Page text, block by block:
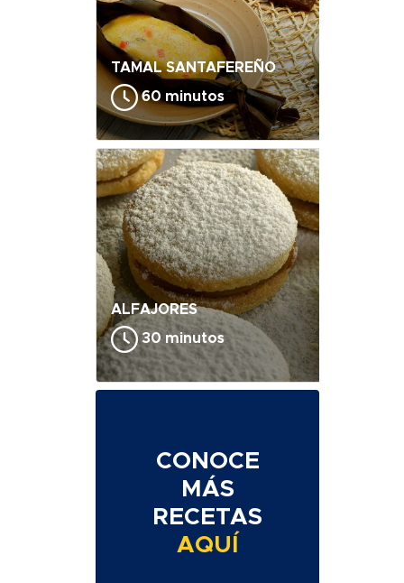
TAMAL SANTAFEREÑO
60 minutos
ALFAJORES
30 minutos
CONOCE
MÁS
RECETAS
AQUÍ